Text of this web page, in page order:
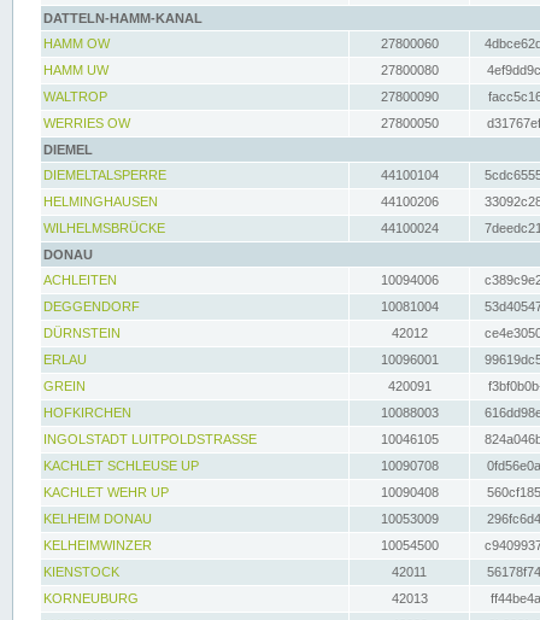
DATTELN-HAMM-KANAL
HAMM OW
27800060
HAMM UW
27800080
WALTROP
27800090
WERRIES OW
27800050
DIEMEL
DIEMELTALSPERRE
44100104
HELMINGHAUSEN
44100206
WILHELMSBRÜCKE
44100024
DONAU
ACHLEITEN
10094006
DEGGENDORF
10081004
DÜRNSTEIN
42012
ERLAU
10096001
GREIN
420091
HOFKIRCHEN
10088003
INGOLSTADT LUITPOLDSTRASSE
10046105
KACHLET SCHLEUSE UP
10090708
KACHLET WEHR UP
10090408
KELHEIM DONAU
10053009
KELHEIMWINZER
10054500
KIENSTOCK
42011
KORNEUBURG
42013